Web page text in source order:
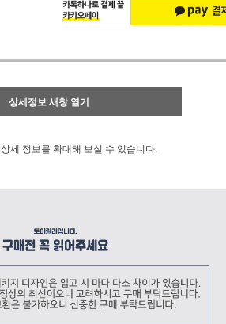
상세정보 새창 열기
상세 정보를 확대해 보실 수 있습니다.